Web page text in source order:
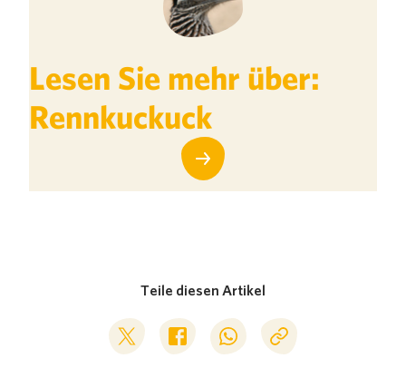
Lesen Sie mehr über:
Rennkuckuck
Teile diesen Artikel
Deel op TwitterDeel op Facebook
Deel op WhatsApp
Kopieer link